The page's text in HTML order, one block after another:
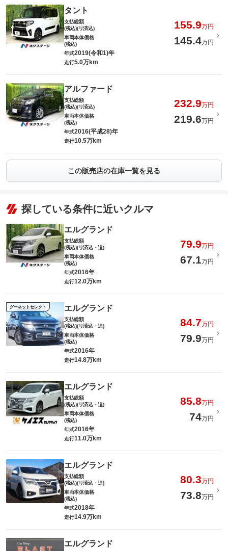
タント
支払総額
(税込)(リ済込)
155.9万円
車両本体価格
(税込)
145.4万円
年式2019(令和1)年
走行5.0万km
アルファード
支払総額
(税込)(リ済込)
232.9万円
車両本体価格
(税込)
219.6万円
年式2016(平成28)年
走行10.5万km
この販売店の在庫一覧を見る
探している条件に近いクルマ
エルグランド
支払総額
(税込)(リ済込・追)
79.9万円
車両本体価格
(税込)
67.1万円
年式2016年
走行12.0万km
グーネットセレクト エルグランド
支払総額
(税込)(リ済込・追)
84.7万円
車両本体価格
(税込)
79.9万円
年式2016年
走行14.8万km
エルグランド
支払総額
(税込)(リ済込・追)
85.8万円
車両本体価格
(税込)
74万円
年式2016年
走行11.0万km
エルグランド
支払総額
(税込)(リ済込・追)
80.3万円
車両本体価格
(税込)
73.8万円
年式2018年
走行14.9万km
エルグランド